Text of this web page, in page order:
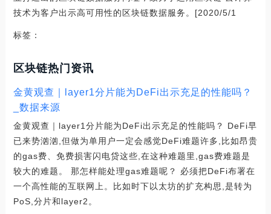
技术为客户出示高可用性的区块链数据服务。[2020/5/1
标签：
区块链热门资讯
金黄观查｜layer1分片能为DeFi出示充足的性能吗？
_数据来源
金黄观查｜layer1分片能为DeFi出示充足的性能吗？ DeFi早
已来势汹汹,但做为单用户一定会感觉DeFi难题许多,比如昂贵
的gas费、免费损害闪电贷这些,在这种难题里,gas费难题是
较大的难题。 那怎样能处理gas难题呢？ 必须把DeFi布署在
一个高性能的互联网上。比如时下以太坊的扩充构思,是转为
PoS,分片和layer2。